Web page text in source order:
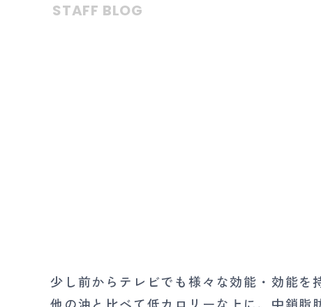
STAFF BLOG
少し前からテレビでも様々な効能・効能を